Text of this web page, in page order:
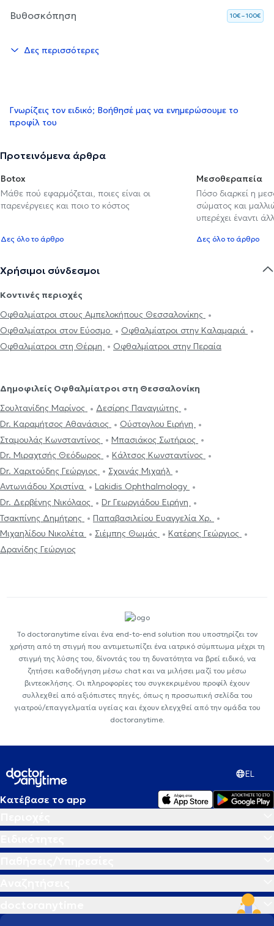
Βυθοσκόπηση 10€ – 100€
Δες περισσότερες
Γνωρίζεις τον ειδικό; Βοήθησέ μας να ενημερώσουμε το
προφίλ του
Προτεινόμενα άρθρα
Botox
Μάθε πού εφαρμόζεται, ποιες είναι οι
παρενέργειες και ποιο το κόστος
Δες όλο το άρθρο
Μεσοθεραπεία
Πόσο διαρκεί η
σώματος και
υπερέχει έναντι
Δες όλο το άρθρο
Χρήσιμοι σύνδεσμοι
Κοντινές περιοχές
Οφθαλμίατροι στους Αμπελοκήπους Θεσσαλονίκης
Οφθαλμίατροι στον Εύοσμο
Οφθαλμίατροι στην Καλαμαριά
Οφθαλμίατροι στη Θέρμη
Οφθαλμίατροι στην Περαία
Δημοφιλείς Οφθαλμίατροι στη Θεσσαλονίκη
Σουλτανίδης Μαρίνος
Δεσίρης Παναγιώτης
Dr. Καραμήτσος Αθανάσιος
Ούστογλου Ειρήνη
Σταμουλάς Κωνσταντίνος
Μπασιάκος Σωτήριος
Dr. Μιραχτσής Θεόδωρος
Κάλτσος Κωνσταντίνος
Dr. Χαριτούδης Γεώργιος
Σχοινάς Μιχαήλ
Αντωνιάδου Χριστίνα
Lakidis Ophthalmology
Dr. Δερβένης Νικόλαος
Dr Γεωργιάδου Ειρήνη
Τσακπίνης Δημήτρης
Παπαβασιλείου Ευαγγελία Χρ.
Μιχαηλίδου Νικολέτα
Σιέμπης Θωμάς
Κατέρης Γεώργιος
Δρανίδης Γεώργιος
Το doctoranytime είναι ένα end-to-end solution που υποστηρίζει τον
χρήστη από τη στιγμή που αντιμετωπίζει ένα ιατρικό σύμπτωμα μέχρι τη
στιγμή της λύσης του, δίνοντάς του τη δυνατότητα να βρεί ειδικό, να
ζητήσει καθοδήγηση μέσω chat και να μιλήσει μαζί του μέσω
βιντεοκλήσης. Οι πληροφορίες του συγκεκριμένου προφίλ έχουν
συλλεχθεί από αξιόπιστες πηγές, όπως η προσωπική σελίδα του
γιατρού/επαγγελματία υγείας και έχουν ελεγχθεί από την ομάδα του
doctoranytime.
EL
Κατέβασε το app